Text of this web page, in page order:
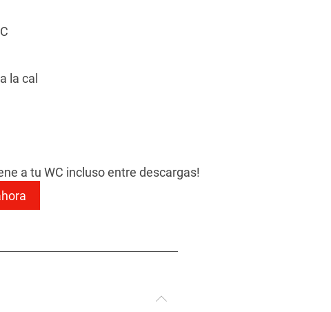
la cal
a tu WC incluso entre descargas!